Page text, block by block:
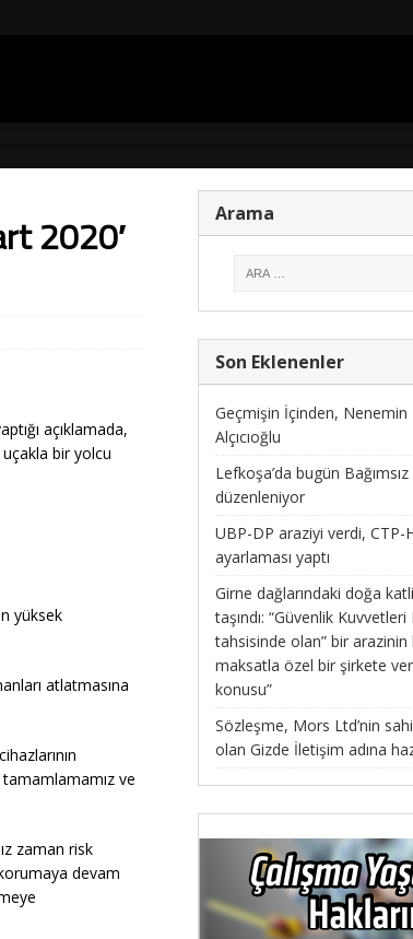
2020′
açıklamada,
uçakla bir yolcu
yüksek
atlatmasına
tamamlamamız ve
zaman risk
devam
Arama
Son Eklenenler
Geçmişin İçinden, Nenemin
Alçıcıoğlu
Lefkoşa’da bugün Bağımsız
düzenleniyor
UBP-DP araziyi verdi,
ayarlaması yaptı
Girne dağlarındaki doğa
taşındı: “Güvenlik Kuvvetleri
tahsisinde olan” bir
maksatla özel bir şirkete
konusu”
Sözleşme, Mors Ltd’nin
olan Gizde İletişim adına